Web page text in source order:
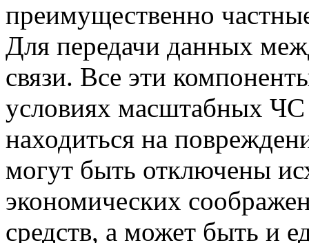
преимущественно
Для передачи данных
связи. Все эти
условиях масштабных
находиться на
могут быть отключены
экономических
средств, а может быть и